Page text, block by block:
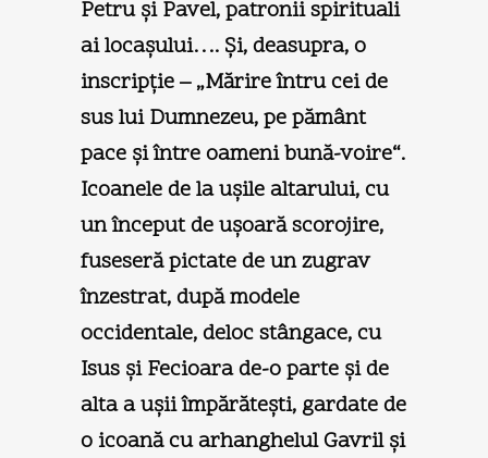
Petru şi Pavel, patronii spirituali
ai locaşului…. Şi, deasupra, o
inscripţie – „Mărire întru cei de
sus lui Dumnezeu, pe pământ
pace şi între oameni bună-voire“.
Icoanele de la uşile altarului, cu
un început de uşoară scorojire,
fuseseră pictate de un zugrav
înzestrat, după modele
occidentale, deloc stângace, cu
Isus şi Fecioara de-o parte şi de
alta a uşii împărăteşti, gardate de
o icoană cu arhanghelul Gavril şi